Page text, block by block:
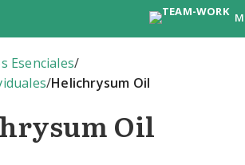
Esenciales/
/Helichrysum Oil
Oil